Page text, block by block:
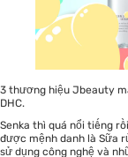
3 thương hiệu Jbeauty
DHC.
Senka thì quá nổi tiếng
được mệnh danh là Sữa
sử dụng công nghệ và